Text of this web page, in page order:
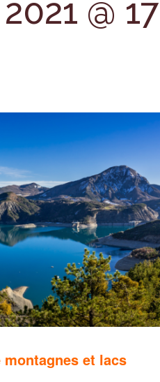
@ 17
montagnes et lacs